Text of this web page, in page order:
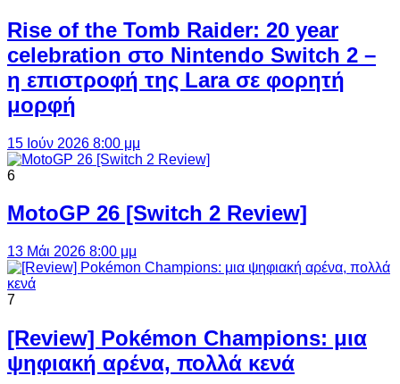
Rise of the Tomb Raider: 20 year
celebration στο Nintendo Switch 2 –
η επιστροφή της Lara σε φορητή
μορφή
15 Ιούν 2026 8:00 μμ
6
MotoGP 26 [Switch 2 Review]
13 Μάι 2026 8:00 μμ
7
[Review] Pokémon Champions: μια
ψηφιακή αρένα, πολλά κενά